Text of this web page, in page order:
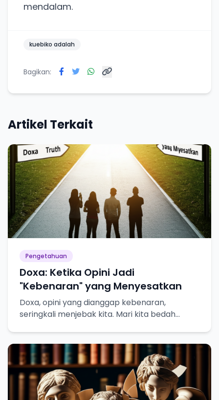
mendalam.
kuebiko adalah
Bagikan:
Artikel Terkait
Pengetahuan
Doxa: Ketika Opini Jadi
"Kebenaran" yang Menyesatkan
Doxa, opini yang dianggap kebenaran,
seringkali menjebak kita. Mari kita bedah